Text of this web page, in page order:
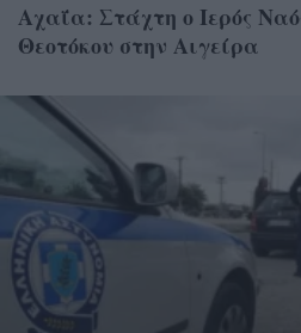
Αχαΐα: Στάχτη ο Ιερός
Θεοτόκου στην Αιγείρα